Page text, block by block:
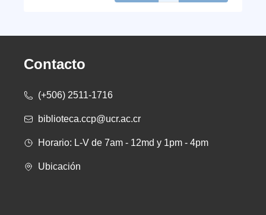
Contacto
(+506) 2511-1716
biblioteca.ccp@ucr.ac.cr
Horario: L-V de 7am - 12md y 1pm - 4pm
Ubicación